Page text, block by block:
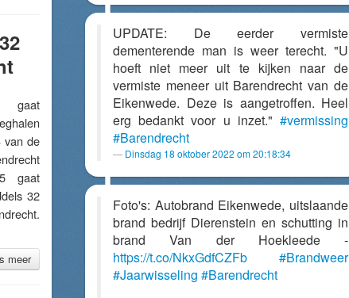
gaat
van de
gaat
32
meer
UPDATE: De eerder vermiste
dementerende man is weer terecht. "U
hoeft niet meer uit te kijken naar de
vermiste meneer uit Barendrecht van de
Eikenwede. Deze is aangetroffen. Heel
erg bedankt voor u inzet." #vermissing
#Barendrecht
Dinsdag 18 oktober 2022 om 20:18:34
Foto's: Autobrand Eikenwede, uitslaande
brand bedrijf Dierenstein en schutting in
brand Van der Hoekleede -
https://t.co/NkxGdfCZFb
#Brandweer
#Jaarwisseling #Barendrecht